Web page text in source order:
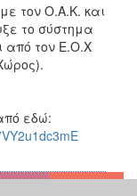
τον Ο.Α.Κ. και
το σύστημα
από τον Ε.Ο.Χ
εδώ: